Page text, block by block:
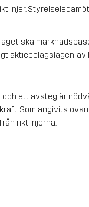
ska
aktiebolagslagen, av
ett avsteg är
Som angivits
riktlinjerna.